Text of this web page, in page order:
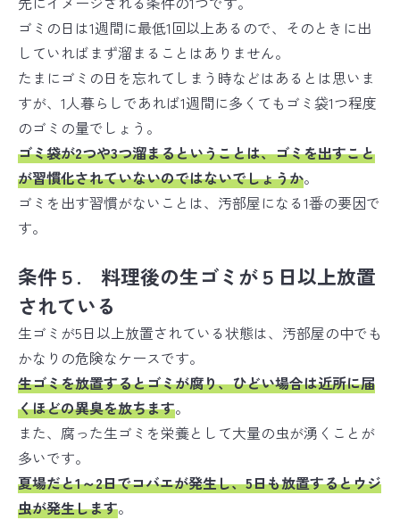
ゴミの日は1週間に最低1回以上あるので、そのときに出
していればまず溜まることはありません。
たまにゴミの日を忘れてしまう時などはあるとは思いま
すが、1人暮らしであれば1週間に多くてもゴミ袋1つ程度
のゴミの量でしょう。
ゴミ袋が2つや3つ溜まるということは、ゴミを出すこと
が習慣化されていないのではないでしょうか。
ゴミを出す習慣がないことは、汚部屋になる1番の要因で
す。
条件５. 料理後の生ゴミが５日以上放置
されている
生ゴミが5日以上放置されている状態は、汚部屋の中でも
かなりの危険なケースです。
生ゴミを放置するとゴミが腐り、ひどい場合は近所に届
くほどの異臭を放ちます。
また、腐った生ゴミを栄養として大量の虫が湧くことが
多いです。
夏場だと1～2日でコバエが発生し、5日も放置するとウジ
虫が発生します。